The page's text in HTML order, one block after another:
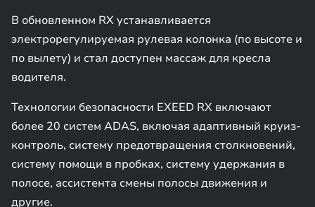
В обновленном RX устанавливается
электрорегулируемая рулевая колонка (по высоте и
по вылету) и стал доступен массаж для кресла
водителя.
Технологии безопасности EXEED RX включают
более 20 систем ADAS, включая адаптивный круиз-
контроль, систему предотвращения столкновений,
систему помощи в пробках, систему удержания в
полосе, ассистента смены полосы движения и
другие.